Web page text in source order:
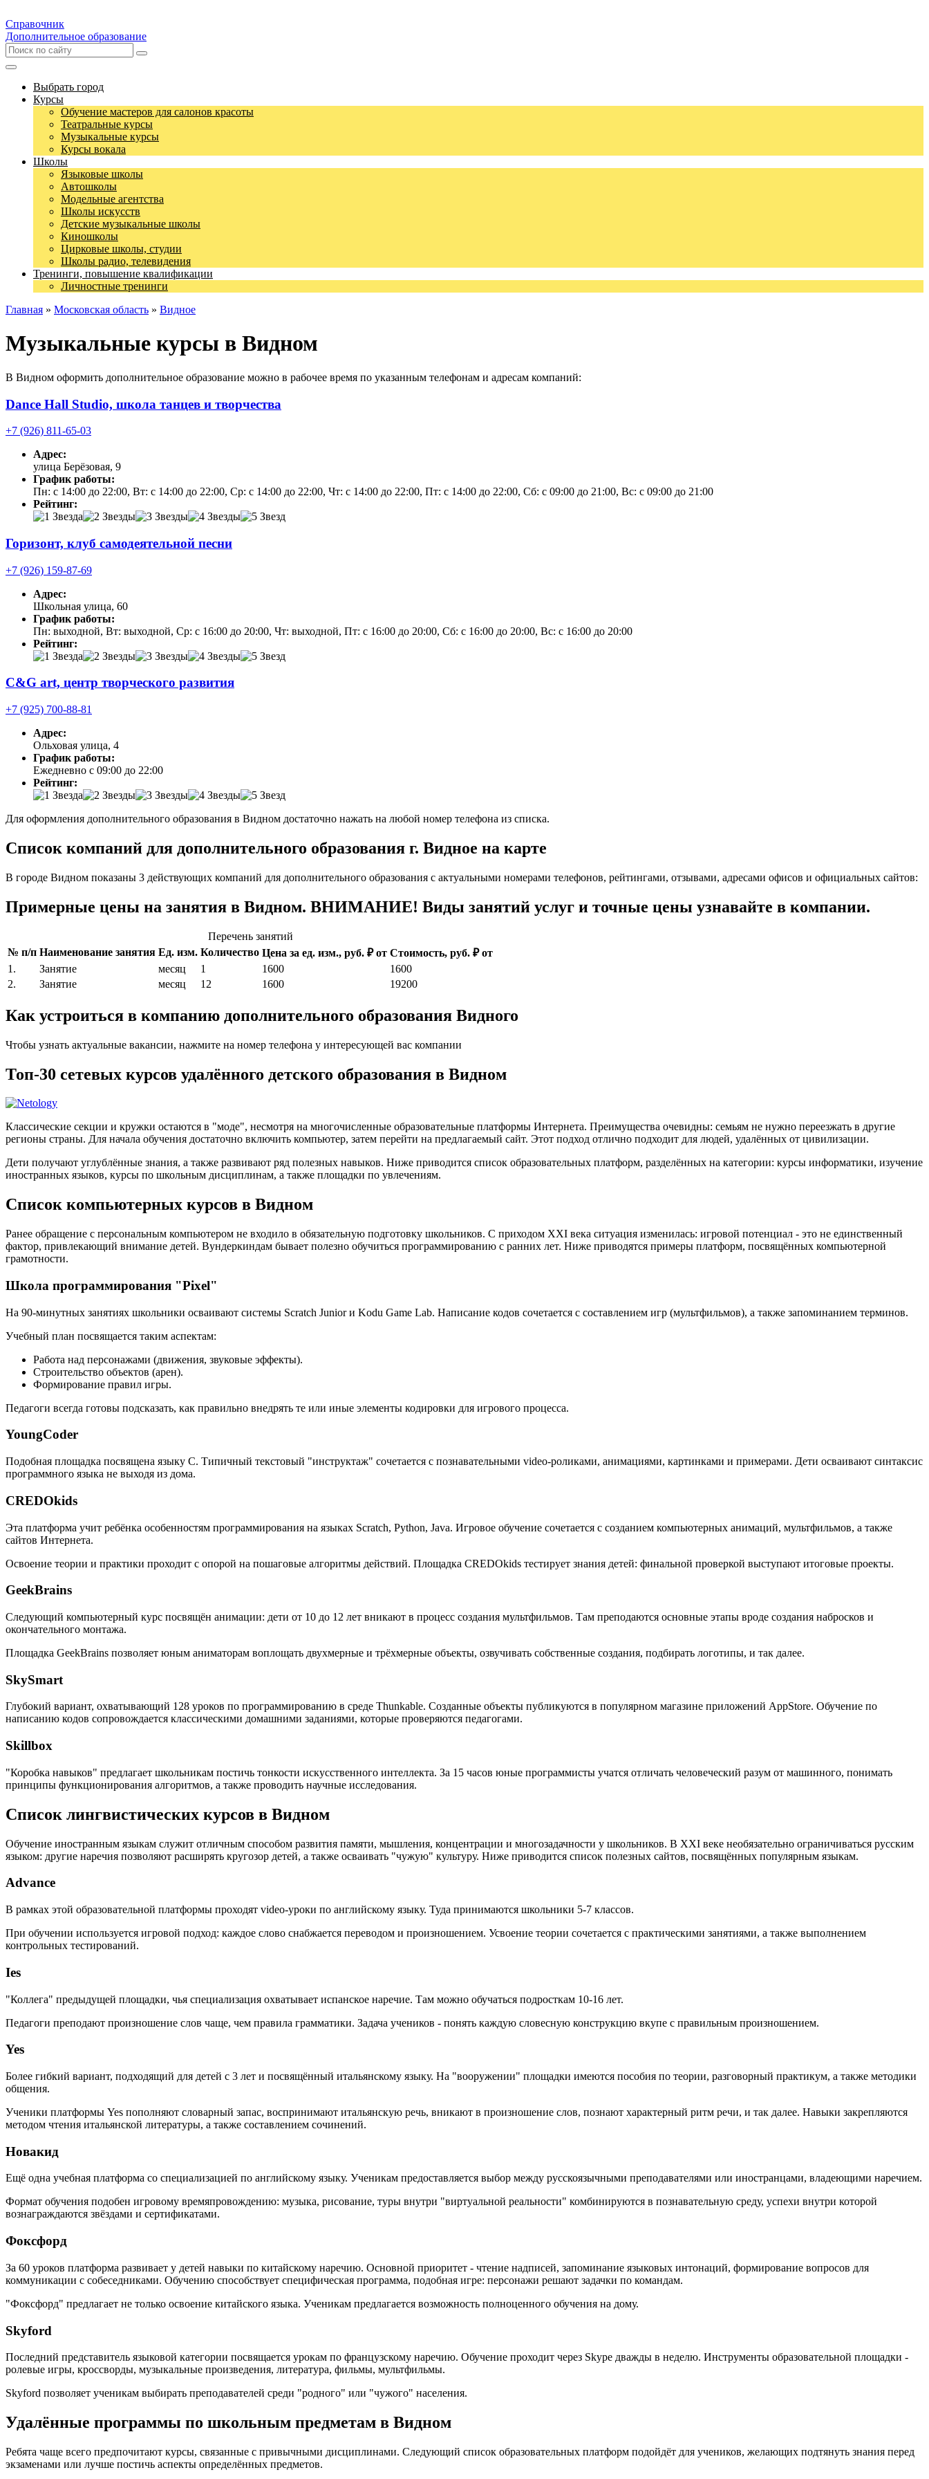
Справочник
Дополнительное образование
Выбрать город
Курсы
Обучение мастеров для салонов красоты
Театральные курсы
Музыкальные курсы
Курсы вокала
Школы
Языковые школы
Автошколы
Модельные агентства
Школы искусств
Детские музыкальные школы
Киношколы
Цирковые школы, студии
Школы радио, телевидения
Тренинги, повышение квалификации
Личностные тренинги
Главная » Московская область » Видное
Музыкальные курсы в Видном
В Видном оформить дополнительное образование можно в рабочее время по указанным телефонам и адресам компаний:
Dance Hall Studio, школа танцев и творчества
+7 (926) 811-65-03
Адрес:
улица Берёзовая, 9
График работы:
Пн: с 14:00 до 22:00, Вт: с 14:00 до 22:00, Ср: с 14:00 до 22:00, Чт: с 14:00 до 22:00, Пт: с 14:00 до 22:00, Сб: с 09:00 до 21:00, Вс: с 09:00 до 21:00
Рейтинг:
Горизонт, клуб самодеятельной песни
+7 (926) 159-87-69
Адрес:
Школьная улица, 60
График работы:
Пн: выходной, Вт: выходной, Ср: с 16:00 до 20:00, Чт: выходной, Пт: с 16:00 до 20:00, Сб: с 16:00 до 20:00, Вс: с 16:00 до 20:00
Рейтинг:
C&G art, центр творческого развития
+7 (925) 700-88-81
Адрес:
Ольховая улица, 4
График работы:
Ежедневно с 09:00 до 22:00
Рейтинг:
Для оформления дополнительного образования в Видном достаточно нажать на любой номер телефона из списка.
Список компаний для дополнительного образования г. Видное на карте
В городе Видном показаны 3 действующих компаний для дополнительного образования с актуальными номерами телефонов, рейтингами, отзывами, адресами офисов и официальных сайтов:
Примерные цены на занятия в Видном. ВНИМАНИЕ! Виды занятий услуг и точные цены узнавайте в компании.
Перечень занятий
№ п/п Наименование занятия Ед. изм. Количество Цена за ед. изм., руб. ₽ от Стоимость, руб. ₽ от
1.
Занятие месяц 1 1600
1600
2.
Занятие месяц 12 1600 19200
Как устроиться в компанию дополнительного образования Видного
Чтобы узнать актуальные вакансии, нажмите на номер телефона у интересующей вас компании
Топ-30 сетевых курсов удалённого детского образования в Видном
Классические секции и кружки остаются в "моде", несмотря на многочисленные образовательные платформы Интернета. Преимущества очевидны: семьям не нужно переезжать в другие
регионы страны. Для начала обучения достаточно включить компьютер, затем перейти на предлагаемый сайт. Этот подход отлично подходит для людей, удалённых от цивилизации.
Дети получают углублённые знания, а также развивают ряд полезных навыков. Ниже приводится список образовательных платформ, разделённых на категории: курсы информатики, изучение
иностранных языков, курсы по школьным дисциплинам, а также площадки по увлечениям.
Список компьютерных курсов в Видном
Ранее обращение с персональным компьютером не входило в обязательную подготовку школьников. С приходом XXI века ситуация изменилась: игровой потенциал - это не единственный
фактор, привлекающий внимание детей. Вундеркиндам бывает полезно обучиться программированию с ранних лет. Ниже приводятся примеры платформ, посвящённых компьютерной
грамотности.
Школа программирования "Pixel"
На 90-минутных занятиях школьники осваивают системы Scratch Junior и Kodu Game Lab. Написание кодов сочетается с составлением игр (мультфильмов), а также запоминанием терминов.
Учебный план посвящается таким аспектам:
Работа над персонажами (движения, звуковые эффекты).
Строительство объектов (арен).
Формирование правил игры.
Педагоги всегда готовы подсказать, как правильно внедрять те или иные элементы кодировки для игрового процесса.
YoungCoder
Подобная площадка посвящена языку C. Типичный текстовый "инструктаж" сочетается с познавательными video-роликами, анимациями, картинками и примерами. Дети осваивают синтаксис
программного языка не выходя из дома.
CREDOkids
Эта платформа учит ребёнка особенностям программирования на языках Scratch, Python, Java. Игровое обучение сочетается с созданием компьютерных анимаций, мультфильмов, а также
сайтов Интернета.
Освоение теории и практики проходит с опорой на пошаговые алгоритмы действий. Площадка CREDOkids тестирует знания детей: финальной проверкой выступают итоговые проекты.
GeekBrains
Следующий компьютерный курс посвящён анимации: дети от 10 до 12 лет вникают в процесс создания мультфильмов. Там преподаются основные этапы вроде создания набросков и
окончательного монтажа.
Площадка GeekBrains позволяет юным аниматорам воплощать двухмерные и трёхмерные объекты, озвучивать собственные создания, подбирать логотипы, и так далее.
SkySmart
Глубокий вариант, охватывающий 128 уроков по программированию в среде Thunkable. Созданные объекты публикуются в популярном магазине приложений AppStore. Обучение по
написанию кодов сопровождается классическими домашними заданиями, которые проверяются педагогами.
Skillbox
"Коробка навыков" предлагает школьникам постичь тонкости искусственного интеллекта. За 15 часов юные программисты учатся отличать человеческий разум от машинного, понимать
принципы функционирования алгоритмов, а также проводить научные исследования.
Список лингвистических курсов в Видном
Обучение иностранным языкам служит отличным способом развития памяти, мышления, концентрации и многозадачности у школьников. В XXI веке необязательно ограничиваться русским
языком: другие наречия позволяют расширять кругозор детей, а также осваивать "чужую" культуру. Ниже приводится список полезных сайтов, посвящённых популярным языкам.
Advance
В рамках этой образовательной платформы проходят video-уроки по английскому языку. Туда принимаются школьники 5-7 классов.
При обучении используется игровой подход: каждое слово снабжается переводом и произношением. Усвоение теории сочетается с практическими занятиями, а также выполнением
контрольных тестирований.
Ies
"Коллега" предыдущей площадки, чья специализация охватывает испанское наречие. Там можно обучаться подросткам 10-16 лет.
Педагоги преподают произношение слов чаще, чем правила грамматики. Задача учеников - понять каждую словесную конструкцию вкупе с правильным произношением.
Yes
Более гибкий вариант, подходящий для детей с 3 лет и посвящённый итальянскому языку. На "вооружении" площадки имеются пособия по теории, разговорный практикум, а также методики
общения.
Ученики платформы Yes пополняют словарный запас, воспринимают итальянскую речь, вникают в произношение слов, познают характерный ритм речи, и так далее. Навыки закрепляются
методом чтения итальянской литературы, а также составлением сочинений.
Новакид
Ещё одна учебная платформа со специализацией по английскому языку. Ученикам предоставляется выбор между русскоязычными преподавателями или иностранцами, владеющими наречием.
Формат обучения подобен игровому времяпровождению: музыка, рисование, туры внутри "виртуальной реальности" комбинируются в познавательную среду, успехи внутри которой
вознаграждаются звёздами и сертификатами.
Фоксфорд
За 60 уроков платформа развивает у детей навыки по китайскому наречию. Основной приоритет - чтение надписей, запоминание языковых интонаций, формирование вопросов для
коммуникации с собеседниками. Обучению способствует специфическая программа, подобная игре: персонажи решают задачки по командам.
"Фоксфорд" предлагает не только освоение китайского языка. Ученикам предлагается возможность полноценного обучения на дому.
Skyford
Последний представитель языковой категории посвящается урокам по французскому наречию. Обучение проходит через Skype дважды в неделю. Инструменты образовательной площадки -
ролевые игры, кроссворды, музыкальные произведения, литература, фильмы, мультфильмы.
Skyford позволяет ученикам выбирать преподавателей среди "родного" или "чужого" населения.
Удалённые программы по школьным предметам в Видном
Ребята чаще всего предпочитают курсы, связанные с привычными дисциплинами. Следующий список образовательных платформ подойдёт для учеников, желающих подтянуть знания перед
экзаменами или лучше постичь аспекты определённых предметов.